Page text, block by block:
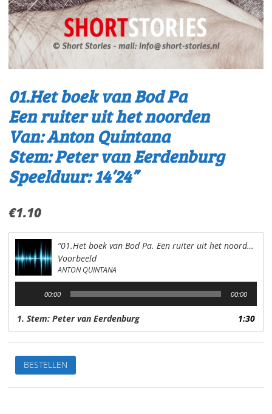
01.Het boek van Bod Pa
Een ruiter uit het noorden
Van: Anton Quintana
Stem: Peter van Eerdenburg
Speelduur: 14’24”
€1.10
“01.Het boek van Bod Pa. Een ruiter uit het noorden”
Voorbeeld
ANTON QUINTANA
00:00 00:00
1. Stem: Peter van Eerdenburg 1:30
01.Het
boek
van
BESTELLEN